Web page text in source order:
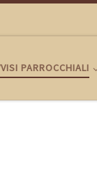
PARROCCHIALI